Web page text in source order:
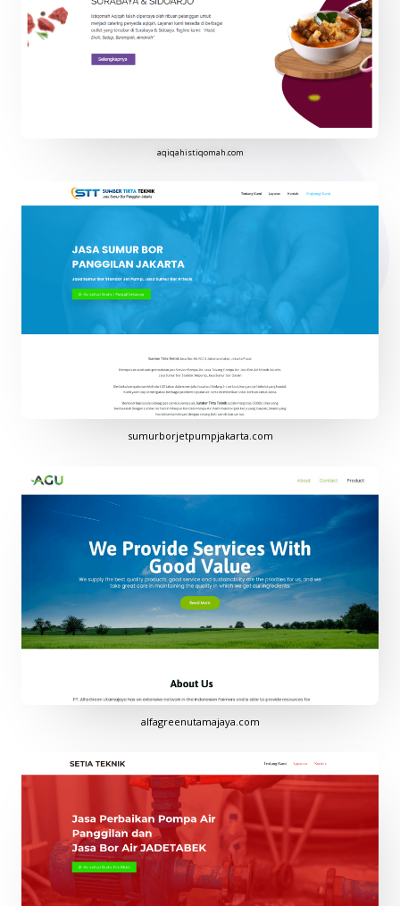
aqiqahistiqomah.com
sumurborjetpumpjakarta.com
alfagreenutamajaya.com